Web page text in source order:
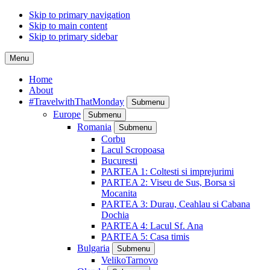
Skip to primary navigation
Skip to main content
Skip to primary sidebar
Menu
Home
About
#TravelwithThatMonday
Submenu
Europe Submenu
Romania Submenu
Corbu
Lacul Scropoasa
Bucuresti
PARTEA 1: Coltesti si imprejurimi
PARTEA 2: Viseu de Sus, Borsa si
Mocanita
PARTEA 3: Durau, Ceahlau si Cabana
Dochia
PARTEA 4: Lacul Sf. Ana
PARTEA 5: Casa timis
Bulgaria
Submenu
VelikoTarnovo